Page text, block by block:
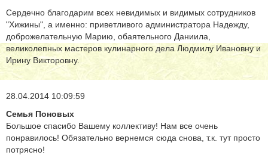
Сердечно благодарим всех невидимых и видимых сотрудников
"Хижины", а именно: приветливого администратора Надежду,
доброжелательную Марию, обаятельного Даниила,
великолепных мастеров кулинарного дела Людмилу Ивановну и
Ирину Викторовну.
28.04.2014 10:09:59
Семья Поновых
Большое спасибо Вашему коллективу! Нам все очень
понравилось! Обязательно вернемся сюда снова, т.к. тут просто
потрясно!